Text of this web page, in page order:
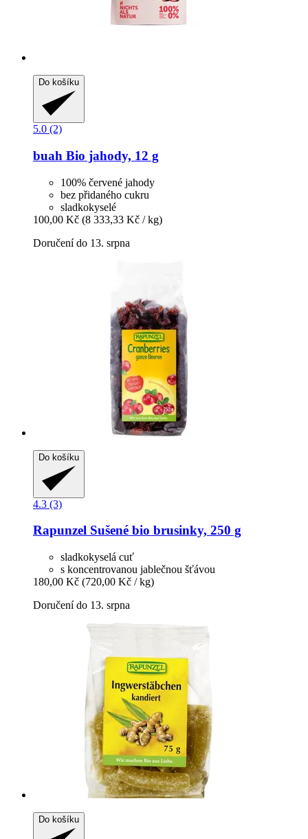
Do košíku
5.0 (2)
buah Bio jahody, 12 g
100% červené jahody
bez přidaného cukru
sladkokyselé
100,00 Kč (8 333,33 Kč / kg)
Doručení do 13. srpna
Do košíku
4.3 (3)
Rapunzel Sušené bio brusinky, 250 g
sladkokyselá cuť
s koncentrovanou jablečnou šťávou
180,00 Kč (720,00 Kč / kg)
Doručení do 13. srpna
Do košíku